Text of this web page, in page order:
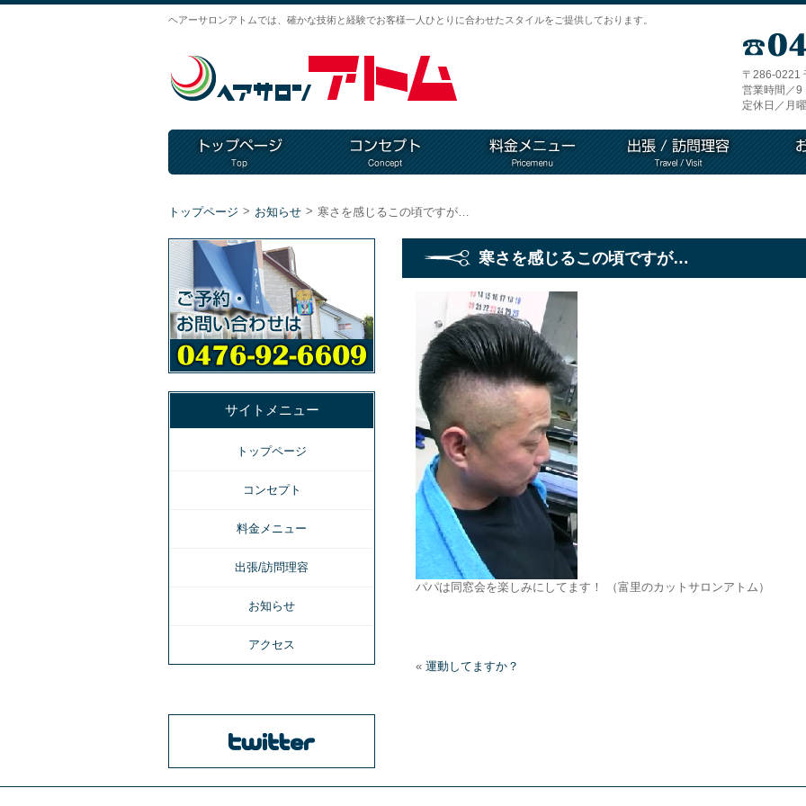
ヘアーサロンアトムでは、確かな技術と経験でお客様一人ひとりに合わせたスタイルをご提供しております。
〒286-0221
営業時間／9
定休日／月
トップページ > お知らせ > 寒さを感じるこの頃ですが…
寒さを感じるこの頃ですが…
パパは同窓会を楽しみにしてます！ （富里のカットサロンアトム）
« 運動してますか？
サイトメニュー
トップページ
コンセプト
料金メニュー
出張/訪問理容
お知らせ
アクセス